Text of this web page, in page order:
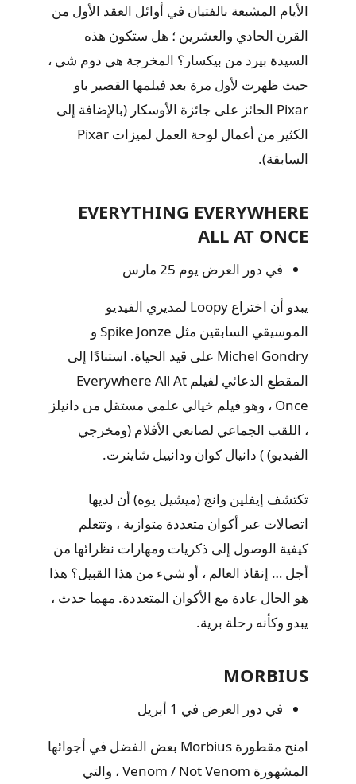
الأيام المشبعة بالفتيان في أوائل العقد الأول من
القرن الحادي والعشرين ؛ هل ستكون هذه
السيدة بيرد من بيكسار؟ المخرجة هي دوم شي ،
حيث ظهرت لأول مرة بعد فيلمها القصير باو
Pixar الحائز على جائزة الأوسكار (بالإضافة إلى
الكثير من أعمال لوحة العمل لميزات Pixar
السابقة).
EVERYTHING EVERYWHERE
ALL AT ONCE
في دور العرض يوم 25 مارس
يبدو أن اختراع Loopy لمديري الفيديو
الموسيقي السابقين مثل Spike Jonze و
Michel Gondry على قيد الحياة. استنادًا إلى
المقطع الدعائي لفيلم Everywhere All At
Once ، وهو فيلم خيالي علمي مستقل من دانيلز
، اللقب الجماعي لصانعي الأفلام (ومخرجي
الفيديو) ) دانيال كوان ودانييل شاينرت.
تكتشف إيفلين وانج (ميشيل يوه) أن لديها
اتصالات عبر أكوان متعددة متوازية ، وتتعلم
كيفية الوصول إلى ذكريات ومهارات نظرائها من
أجل … إنقاذ العالم ، أو شيء من هذا القبيل؟ هذا
هو الحال عادة مع الأكوان المتعددة. مهما حدث ،
يبدو وكأنه رحلة برية.
MORBIUS
في دور العرض في 1 أبريل
امنح مقطورة Morbius بعض الفضل في أجوائها
المشهورة Venom / Not Venom ، والتي